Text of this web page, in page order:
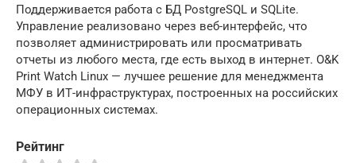
Поддерживается работа с БД PostgreSQL и SQLite.
Управление реализовано через веб-интерфейс, что
позволяет администрировать или просматривать
отчеты из любого места, где есть выход в интернет. O&K
Print Watch Linux — лучшее решение для менеджмента
МФУ в ИТ-инфраструктурах, построенных на российских
операционных системах.
Рейтинг